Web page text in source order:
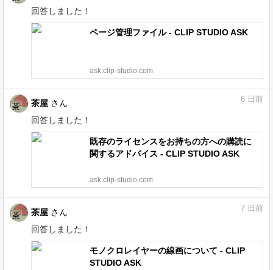
回答しました！
ページ管理ファイル - CLIP STUDIO ASK
ask.clip-studio.com
茶屋 さん
回答しました！
6 日前
既存のライセンスをお持ちの方への購読に
関するアドバイス - CLIP STUDIO ASK
ask.clip-studio.com
茶屋 さん
回答しました！
7 日前
モノクロレイヤーの線画について - CLIP
STUDIO ASK